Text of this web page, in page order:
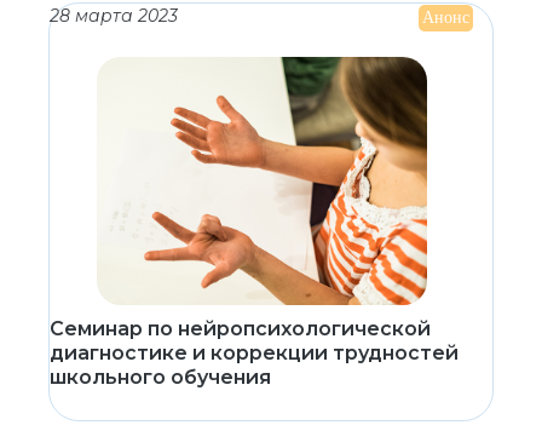
28 марта 2023 Анонс
Семинар по нейропсихологической
диагностике и коррекции трудностей
школьного обучения